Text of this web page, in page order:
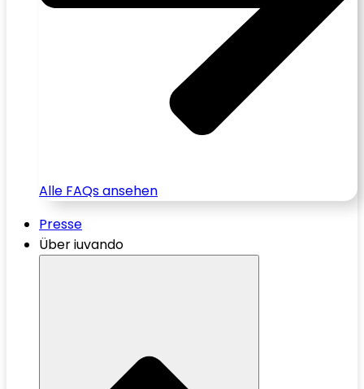
Alle FAQs ansehen
Presse
Über iuvando